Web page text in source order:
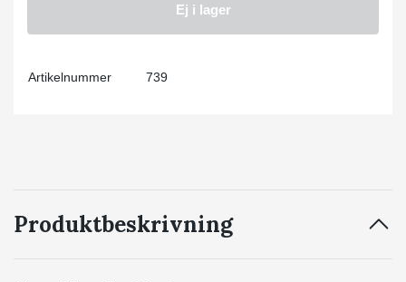
Ej i lager
Artikelnummer 739
Produktbeskrivning